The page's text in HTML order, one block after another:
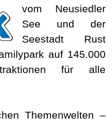
vom Neusiedler
See und der
Seestadt Rust
auf 145.000
für alle
Themenwelten –